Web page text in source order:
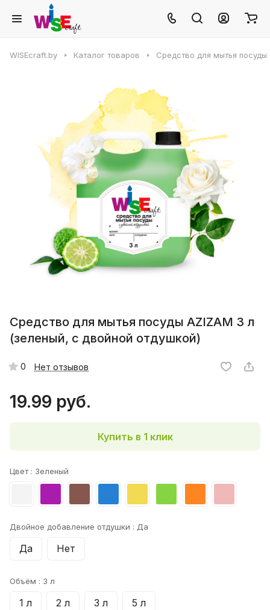
WISEcraft.by Каталог товаров Средство для мытья посуды
Средство для мытья посуды AZIZAM 3 л
(зеленый, с двойной отдушкой)
0 Нет отзывов
19.99 руб.
Купить в 1 клик
Цвет : Зеленый
Двойное добавление отдушки : Да
Да Нет
Объём : 3 л
1 л 2 л 3 л 5 л